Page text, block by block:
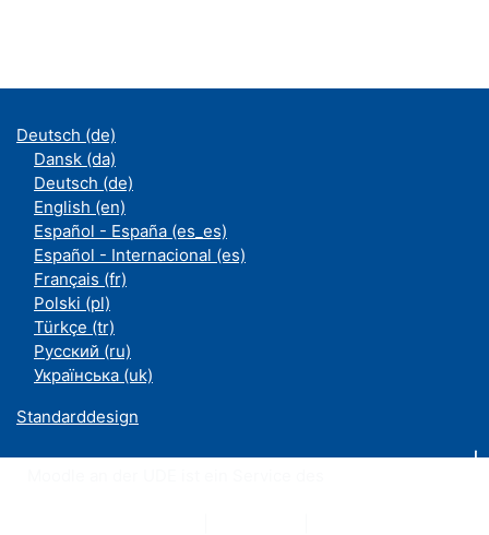
Deutsch ‎(de)‎
Dansk ‎(da)‎
Deutsch ‎(de)‎
English ‎(en)‎
Español - España ‎(es_es)‎
Español - Internacional ‎(es)‎
Français ‎(fr)‎
Polski ‎(pl)‎
Türkçe ‎(tr)‎
Русский ‎(ru)‎
Українська ‎(uk)‎
Standarddesign